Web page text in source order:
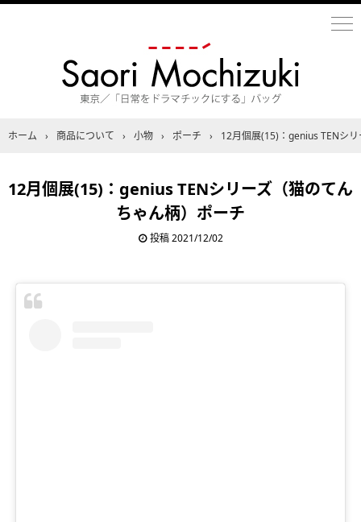
ホーム › 商品について › 小物 › ポーチ › 12月個展(15)：genius TENシ
12月個展(15)：genius TENシリーズ（猫のてん
ちゃん柄）ポーチ
投稿2021/12/02